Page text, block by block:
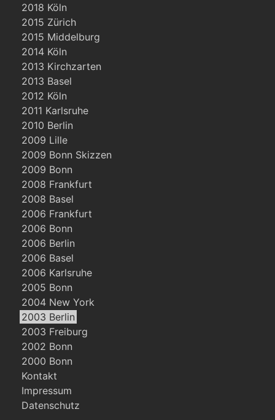
2018 Köln
2015 Zürich
2015 Middelburg
2014 Köln
2013 Kirchzarten
2013 Basel
2012 Köln
2011 Karlsruhe
2010 Berlin
2009 Lille
2009 Bonn Skizzen
2009 Bonn
2008 Frankfurt
2008 Basel
2006 Frankfurt
2006 Bonn
2006 Berlin
2006 Basel
2006 Karlsruhe
2005 Bonn
2004 New York
2003 Berlin
2003 Freiburg
2002 Bonn
2000 Bonn
Kontakt
Impressum
Datenschutz